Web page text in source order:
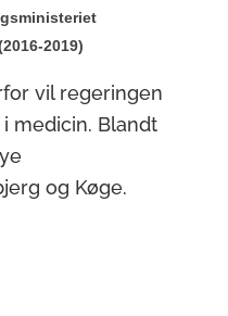
2019)
vil regeringen
medicin. Blandt
og Køge.